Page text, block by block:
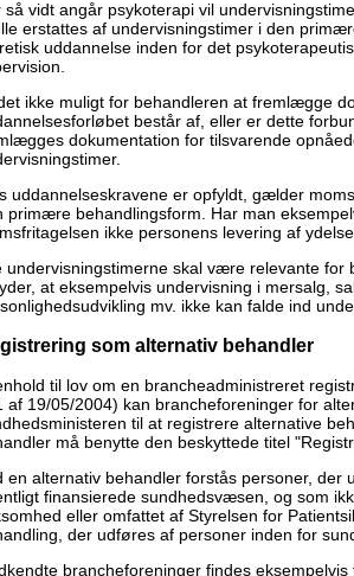
så vidt angår psykoterapi vil
erstattes af undervisningstimer i den
uddannelse inden for det
ikke muligt for behandleren at fremlægge
består af, eller er dette
dokumentation for tilsvarende
uddannelseskravene er opfyldt, gælder
primære behandlingsform. Har man
ikke personens levering af
undervisningstimerne skal være relevante
at eksempelvis undervisning i mersalg,
mv. ikke kan falde ind
som alternativ behandler
til lov om en brancheadministreret
af 19/05/2004) kan brancheforeninger for
til at registrere alternative
må benytte den beskyttede titel
en alternativ behandler forstås personer,
finansierede sundhedsvæsen, og som
eller omfattet af Styrelsen for
der udføres af personer inden for
brancheforeninger findes